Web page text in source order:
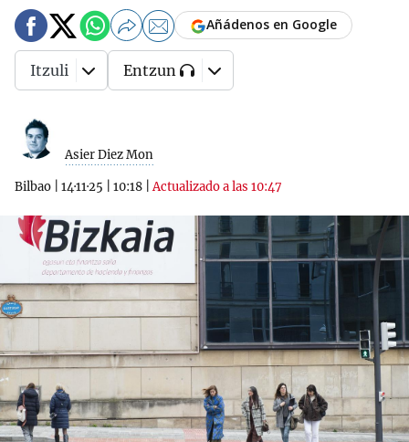
Asier Diez Mon
Bilbao 14·11·25 10:18 |Actualizado a las 10:47
Añádenos en Google
Itzuli Entzun